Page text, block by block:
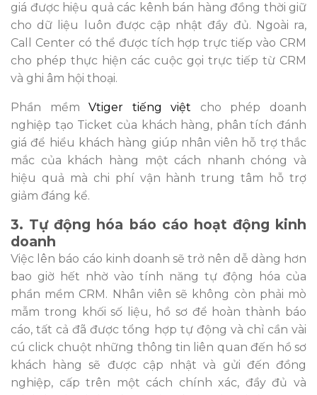
giá được hiệu quả các kênh bán hàng đồng thời giữ
cho dữ liệu luôn được cập nhật đầy đủ. Ngoài ra,
Call Center có thể được tích hợp trực tiếp vào CRM
cho phép thực hiện các cuộc gọi trực tiếp từ CRM
và ghi âm hội thoại.
Phần mềmVtiger tiếng việt cho phép doanh
nghiệp tạo Ticket của khách hàng, phân tích đánh
giá để hiểu khách hàng giúp nhân viên hỗ trợ thắc
mắc của khách hàng một cách nhanh chóng và
hiệu quả mà chi phí vận hành trung tâm hỗ trợ
giảm đáng kể.
3. Tự động hóa báo cáo hoạt động kinh
doanh
Việc lên báo cáo kinh doanh sẽ trở nên dễ dàng hơn
bao giờ hết nhờ vào tính năng tự động hóa của
phần mềm CRM. Nhân viên sẽ không còn phải mò
mẫm trong khối số liệu, hồ sơ để hoàn thành báo
cáo, tất cả đã được tổng hợp tự động và chỉ cần vài
cú click chuột những thông tin liên quan đến hồ sơ
khách hàng sẽ được cập nhật và gửi đến đồng
nghiệp, cấp trên một cách chính xác, đầy đủ và